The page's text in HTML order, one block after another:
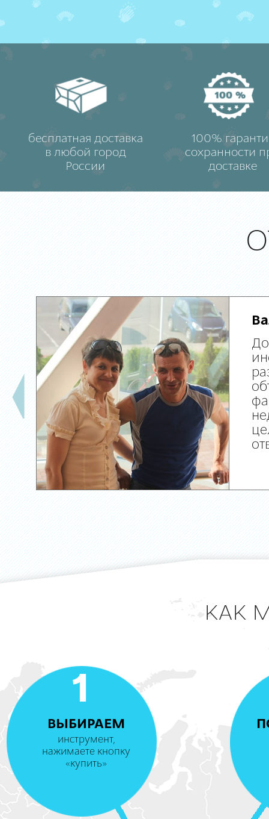
бесплатная доставка
в любой город
России
100%
сохранности
доставке
КАК
1
ВЫБИРАЕМ
инструмент,
нажимаете кнопку
«купить»